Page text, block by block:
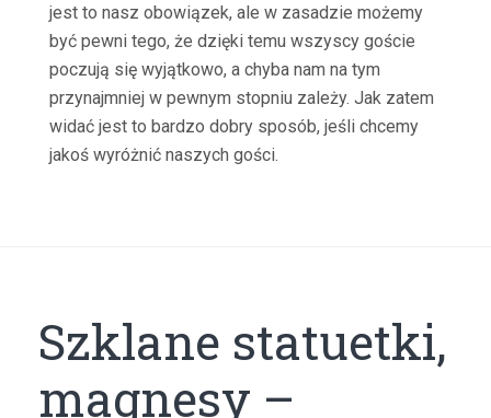
jest to nasz obowiązek, ale w zasadzie możemy
być pewni tego, że dzięki temu wszyscy goście
poczują się wyjątkowo, a chyba nam na tym
przynajmniej w pewnym stopniu zależy. Jak zatem
widać jest to bardzo dobry sposób, jeśli chcemy
jakoś wyróżnić naszych gości.
Szklane statuetki,
magnesy –